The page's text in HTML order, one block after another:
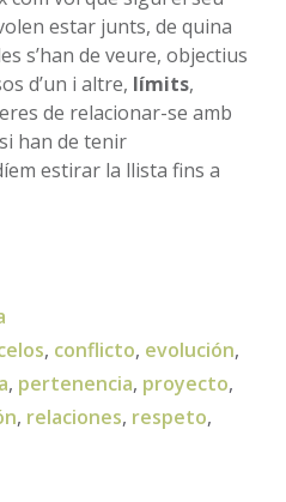
estar junts, de quina
s’han de veure, objectius
d’un i altre, límits,
de relacionar-se amb
han de tenir
estirar la llista fins a
, conflicto, evolución,
, pertenencia, proyecto,
, relaciones, respeto,